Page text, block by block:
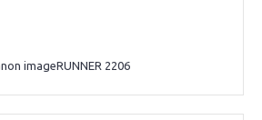
imageRUNNER 2206